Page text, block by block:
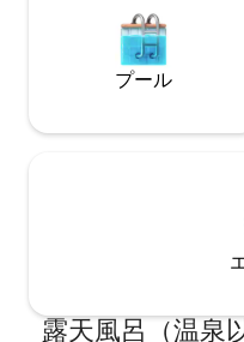
プール
露天風呂（温泉